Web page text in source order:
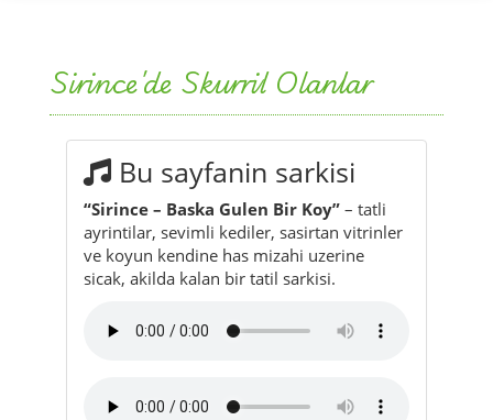
Sirince'de Skurril Olanlar
Bu sayfanin sarkisi
“Sirince – Baska Gulen Bir Koy” – tatli
ayrintilar, sevimli kediler, sasirtan vitrinler
ve koyun kendine has mizahi uzerine
sicak, akilda kalan bir tatil sarkisi.